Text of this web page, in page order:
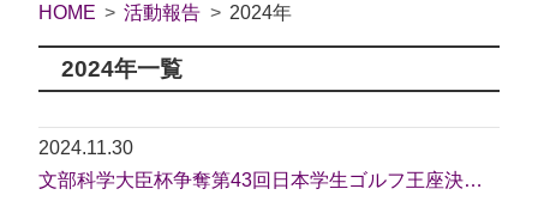
HOME 活動報告 2024年
2024年一覧
2024.11.30
文部科学大臣杯争奪第43回日本学生ゴルフ王座決定戦・第7回日本女子学生ゴルフ王座決定戦 結果報告